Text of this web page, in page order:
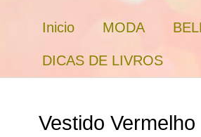
Inicio MODA
DICAS DE LIVROS
Vestido